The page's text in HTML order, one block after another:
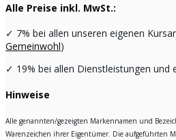
Alle Preise inkl. MwSt.:
✓ 7% bei allen unseren eigenen
Gemeinwohl)
✓ 19% bei allen Dienstleistungen und
Hinweise
Alle genannten/gezeigten Markennamen und
Warenzeichen ihrer Eigentümer. Die aufgeführten